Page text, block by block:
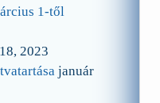
1-től
2023
január